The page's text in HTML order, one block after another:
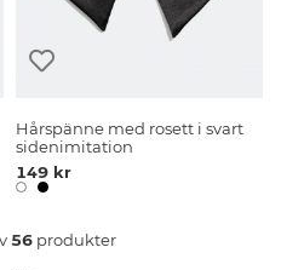
Hårspänne med rosett i svart
sidenimitation
149 kr
56produkter